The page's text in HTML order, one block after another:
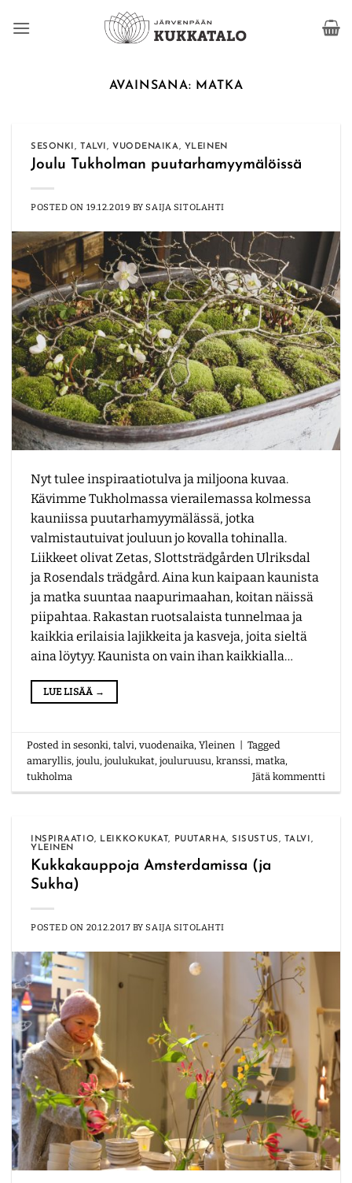
AVAINSANA: MATKA
SESONKI , TALVI , VUODENAIKA, YLEINEN
Joulu Tukholman puutarhamyymälöissä
POSTED ON 19.12.2019 BYSAIJA SITOLAHTI
Nyt tulee inspiraatiotulva ja miljoona kuvaa.
Kävimme Tukholmassa vierailemassa kolmessa
kauniissa puutarhamyymälässä, jotka
valmistautuivat jouluun jo kovalla tohinalla.
Liikkeet olivat Zetas, Slottsträdgården Ulriksdal
ja Rosendals trädgård. Aina kun kaipaan kaunista
ja matka suuntaa naapurimaahan, koitan näissä
piipahtaa. Rakastan ruotsalaista tunnelmaa ja
kaikkia erilaisia lajikkeita ja kasveja, joita sieltä
aina löytyy. Kaunista on vain ihan kaikkialla…
LUE LISÄÄ →
Posted insesonki,talvi,vuodenaika,Yleinen
Tagged
amaryllis,joulu,joulukukat,jouluruusu,kranssi,matka,
tukholma
Jätä kommentti
INSPIRAATIO, LEIKKOKUKAT, PUUTARHA,SISUSTUS, TALVI ,
YLEINEN
Kukkakauppoja Amsterdamissa (ja
Sukha)
POSTED ON 20.12.2017 BYSAIJA SITOLAHTI